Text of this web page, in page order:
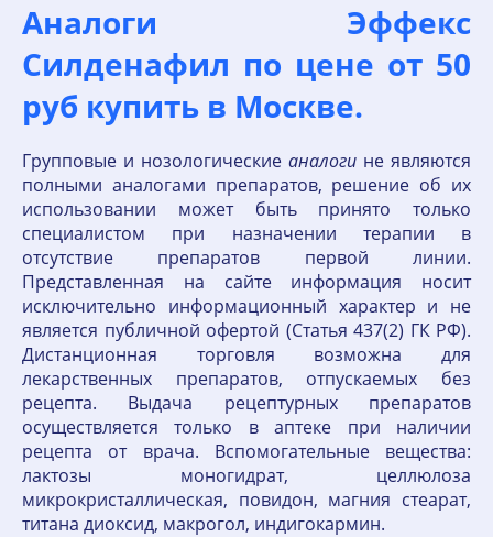
Аналоги Эффекс
Силденафил по цене от 50
руб купить в Москве.
Групповые и нозологические аналоги не являются
полными аналогами препаратов, решение об их
использовании может быть принято только
специалистом при назначении терапии в
отсутствие препаратов первой линии.
Представленная на сайте информация носит
исключительно информационный характер и не
является публичной офертой (Статья 437(2) ГК РФ).
Дистанционная торговля возможна для
лекарственных препаратов, отпускаемых без
рецепта. Выдача рецептурных препаратов
осуществляется только в аптеке при наличии
рецепта от врача. Вспомогательные вещества:
лактозы моногидрат, целлюлоза
микрокристаллическая, повидон, магния стеарат,
титана диоксид, макрогол, индигокармин.